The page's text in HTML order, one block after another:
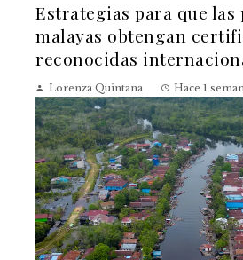
Estrategias para que las
malayas obtengan
reconocidas
Lorenza Quintana Hace 1